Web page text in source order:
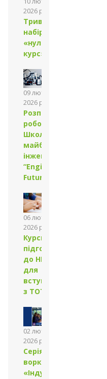
2026 року
Триває
набір на
«нульовий
курс»
09 лютого
2026 року
Розпочала
роботу
Школа
майбутніх
інженерів
“Engineers
Future”
06 лютого
2026 року
Курси
підготовки
до НМТ
для
вступників
з ТОТ
02 лютого
2026 року
Серія
воркшопів
«Індустрія